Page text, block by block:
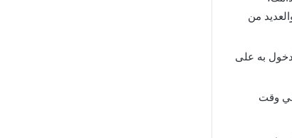
من
به على
في وقت